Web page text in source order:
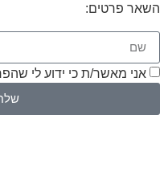
השאר פרטים:
אני מאשר/ת כי ידוע לי שהפרטים